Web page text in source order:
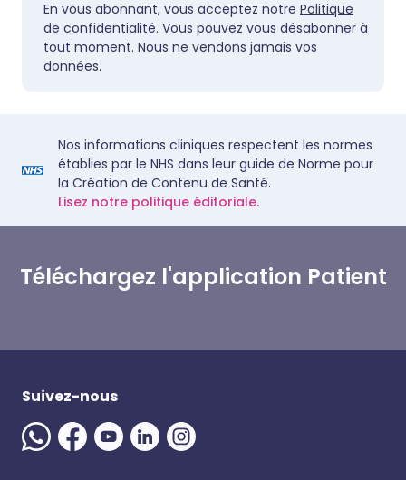
En vous abonnant, vous acceptez notre Politique
de confidentialité. Vous pouvez vous désabonner à
tout moment. Nous ne vendons jamais vos
données.
Nos informations cliniques respectent les normes
établies par le NHS dans leur guide de Norme pour
la Création de Contenu de Santé.
Lisez notre politique éditoriale.
Téléchargez l'application Patient
Suivez-nous